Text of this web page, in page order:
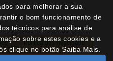
Política de Privacidade
para melhorar a sua
o bom funcionamento de
técnicos para análise de
sobre estes cookies e a
clique no botão Saiba Mais.